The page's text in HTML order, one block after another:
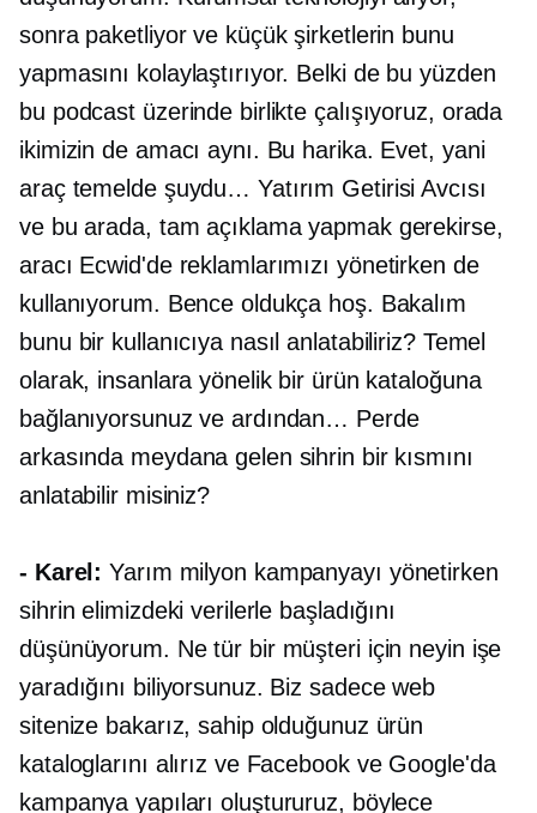
sonra paketliyor ve küçük şirketlerin bunu
yapmasını kolaylaştırıyor. Belki de bu yüzden
bu podcast üzerinde birlikte çalışıyoruz, orada
ikimizin de amacı aynı. Bu harika. Evet, yani
araç temelde şuydu… Yatırım Getirisi Avcısı
ve bu arada, tam açıklama yapmak gerekirse,
aracı Ecwid'de reklamlarımızı yönetirken de
kullanıyorum. Bence oldukça hoş. Bakalım
bunu bir kullanıcıya nasıl anlatabiliriz? Temel
olarak, insanlara yönelik bir ürün kataloğuna
bağlanıyorsunuz ve ardından… Perde
arkasında meydana gelen sihrin bir kısmını
anlatabilir misiniz?
- Karel: Yarım milyon kampanyayı yönetirken
sihrin elimizdeki verilerle başladığını
düşünüyorum. Ne tür bir müşteri için neyin işe
yaradığını biliyorsunuz. Biz sadece web
sitenize bakarız, sahip olduğunuz ürün
kataloglarını alırız ve Facebook ve Google'da
kampanya yapıları oluştururuz, böylece